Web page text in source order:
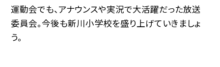
運動会でも、アナウンスや実況で大活躍だった放送
委員会。今後も新川小学校を盛り上げていきましょ
う。